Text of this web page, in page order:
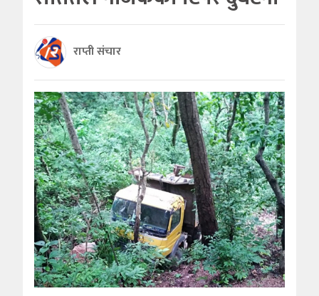
राप्ती संचार